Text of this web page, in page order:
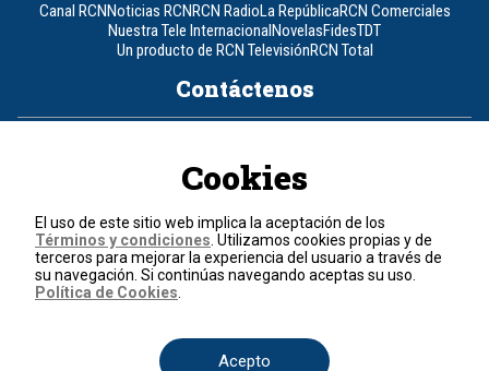
Canal RCNNoticias RCNRCN RadioLa RepúblicaRCN Comerciales
Nuestra Tele InternacionalNovelasFidesTDT
Un producto de RCN TelevisiónRCN Total
Contáctenos
Política de cookies
Términos y condiciones
© 2026, RCN Medios.
Todos los derechos reservados.
Cookies
El uso de este sitio web implica la aceptación de los
Términos y condiciones . Utilizamos cookies propias y de
terceros para mejorar la experiencia del usuario a través de
su navegación. Si continúas navegando aceptas su uso.
Política de Cookies
Acepto